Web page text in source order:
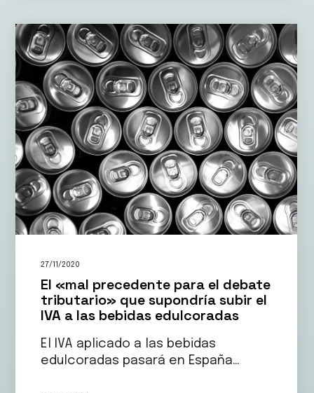
27/11/2020
El «mal precedente para el debate
tributario» que supondría subir el
IVA a las bebidas edulcoradas
El IVA aplicado a las bebidas
edulcoradas pasará en España…